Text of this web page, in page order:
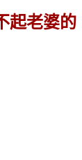
起老婆的